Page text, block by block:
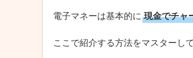
電子マネーは基本的に 現金でチャ
ここで紹介する方法をマスターし